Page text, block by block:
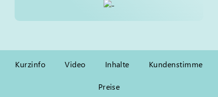
Kurzinfo Video Inhalte Kundenstimme
Preise